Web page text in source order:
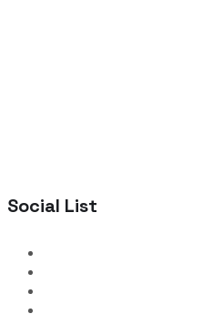
Social List